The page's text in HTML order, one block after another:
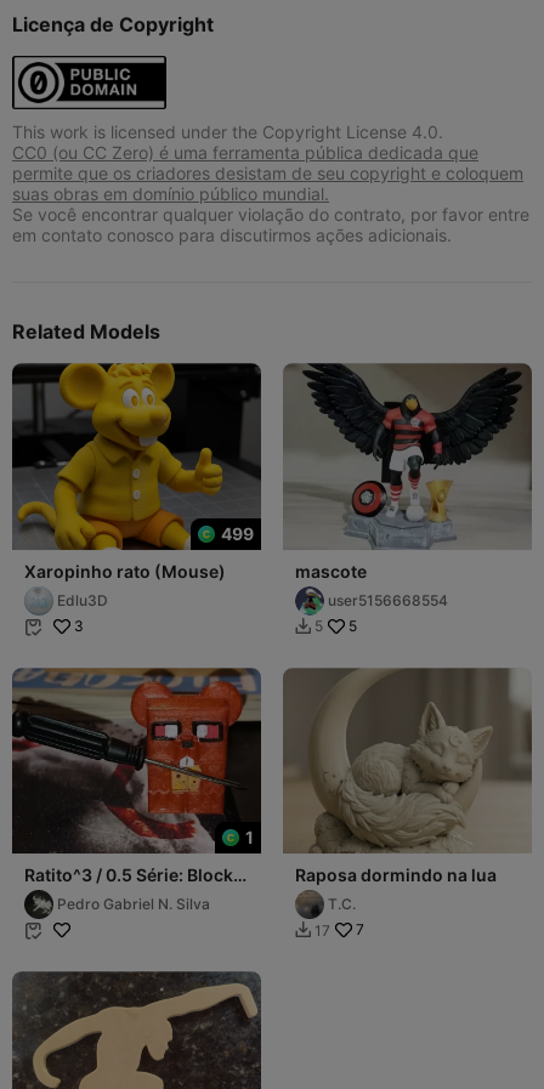
Licença de Copyright
This work is licensed under the Copyright License 4.0.
CC0 (ou CC Zero) é uma ferramenta pública dedicada que
permite que os criadores desistam de seu copyright e coloquem
suas obras em domínio público mundial.
Se você encontrar qualquer violação do contrato, por favor entre
em contato conosco para discutirmos ações adicionais.
Related Models
499
Xaropinho rato (Mouse)
Edlu3D
 3
mascote
user5156668554
 5 5
1
Ratito^3 / 0.5 Série: Block-
Beasts (Chaveiro, Imã, ...)
Pedro Gabriel N. Silva

Raposa dormindo na lua
T.C.
 17 7